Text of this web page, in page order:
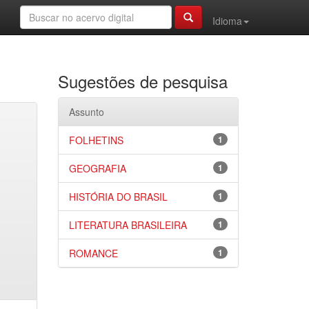
Idioma
Sugestões de pesquisa
Assunto
1
FOLHETINS
1
GEOGRAFIA
1
HISTÓRIA DO BRASIL
1
LITERATURA BRASILEIRA
1
ROMANCE